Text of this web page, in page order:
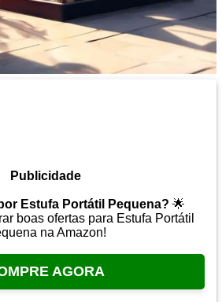
Publicidade
Estufa Portátil Pequena? 🌟
boas ofertas para Estufa Portátil
na Amazon!
AGORA